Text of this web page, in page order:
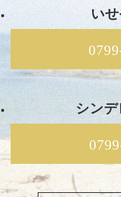
い
シン